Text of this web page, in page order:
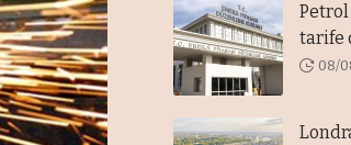
tarife
08/